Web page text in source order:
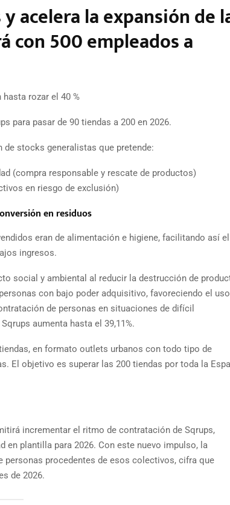
acelera la expansión de
con 500 empleados a
rozar el 40 %
para pasar de 90 tiendas a 200 en 2026.
stocks generalistas que pretende:
(compra responsable y rescate de productos)
en riesgo de exclusión)
en residuos
eran de alimentación e higiene, facilitando así el
ingresos.
social y ambiental al reducir la destrucción de
con bajo poder adquisitivo, favoreciendo el
de personas en situaciones de difícil
aumenta hasta el 39,11%.
en formato outlets urbanos con todo tipo de
El objetivo es superar las 200 tiendas por toda la
incrementar el ritmo de contratación de Sqrups,
en plantilla para 2026. Con este nuevo impulso, la
personas procedentes de esos colectivos, cifra que
de 2026.